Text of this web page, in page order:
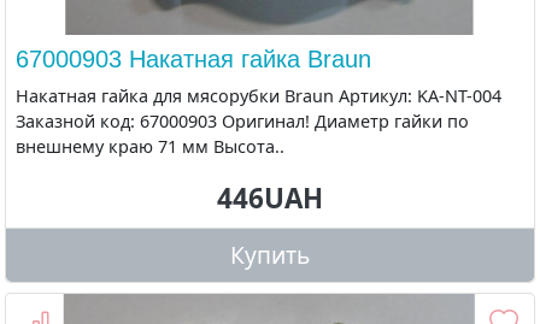
67000903 Накатная гайка Braun
Накатная гайка для мясорубки Braun Артикул: KA-NT-004
Заказной код: 67000903 Оригинал! Диаметр гайки по
внешнему краю 71 мм Высота..
446UAH
Купить